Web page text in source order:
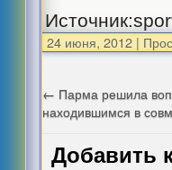
24 июня, 2012 |
← Парма решила
находившимся в
Добавить